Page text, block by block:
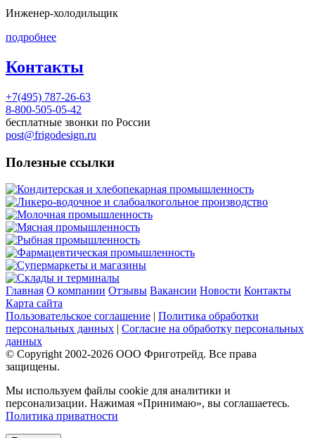
Инженер-холодильщик
подробнее
Контакты
+7(495) 787-26-63
8-800-505-05-42
бесплатные звонки по России
post@frigodesign.ru
Полезные ссылки
Кондитерская и хлебопекарная промышленность
Ликеро-водочное и слабоалкогольное производство
Молочная промышленность
Мясная промышленность
Рыбная промышленность
Фармацевтическая промышленность
Супермаркеты и магазины
Склады и терминалы
Главная О компании Отзывы Вакансии Новости Контакты
Карта сайта
Пользовательское соглашение
Политика обработки
персональных данных
Согласие на обработку персональных
данных
© Copyright 2002-2026 ООО Фриготрейд. Все права
защищены.
Мы используем файлы cookie для аналитики и
персонализации. Нажимая «Принимаю», вы соглашаетесь.
Политика приватности